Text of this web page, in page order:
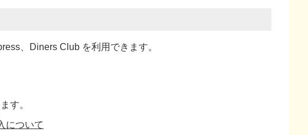
、Diners Club を利用できます。
す。
について